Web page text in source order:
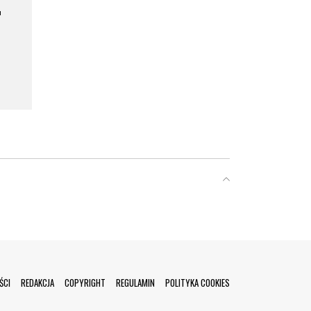
REDAKCJA COPYRIGHT REGULAMIN POLITYKA COOKIES